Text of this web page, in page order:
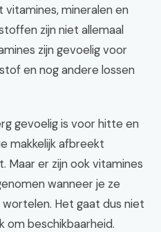
mineralen en
zijn niet allemaal
zijn gevoelig voor
en nog andere lossen
gevoelig is voor hitte en
makkelijk afbreekt
Maar er zijn ook vitamines
wanneer je ze
Het gaat dus niet
om beschikbaarheid.